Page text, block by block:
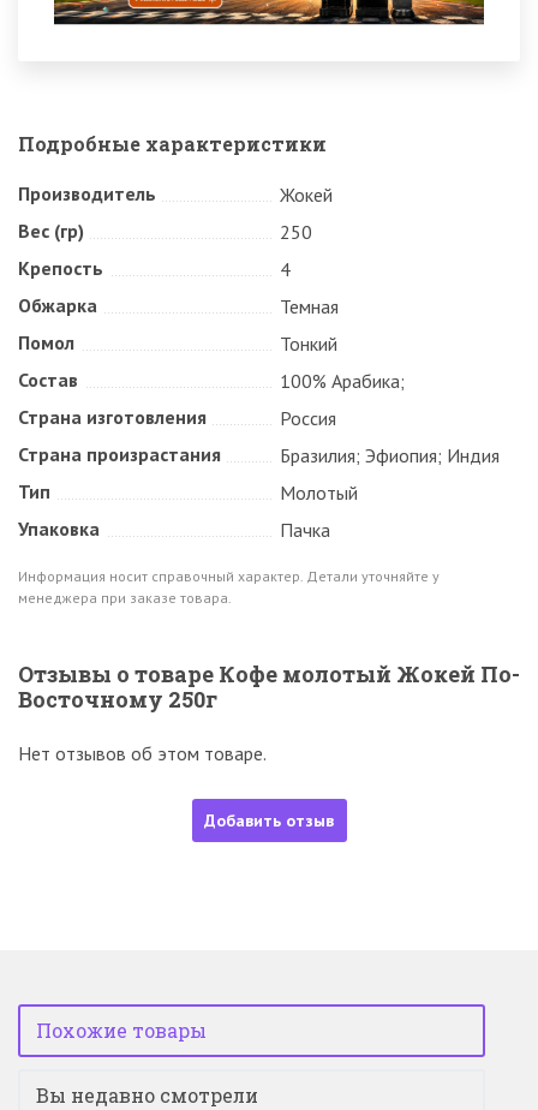
Подробные характеристики
Производитель
Жокей
Вес (гр)
250
Крепость
4
Обжарка
Темная
Помол
Тонкий
Состав
100% Арабика;
Страна изготовления
Россия
Страна произрастания
Бразилия; Эфиопия; Индия
Тип
Молотый
Упаковка
Пачка
Информация носит справочный характер. Детали уточняйте у
менеджера при заказе товара.
Отзывы о товаре Кофе молотый Жокей По-
Восточному 250г
Нет отзывов об этом товаре.
Добавить отзыв
Похожие товары
Вы недавно смотрели